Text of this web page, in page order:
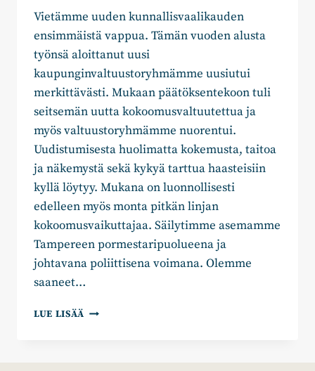
Vietämme uuden kunnallisvaalikauden
ensimmäistä vappua. Tämän vuoden alusta
työnsä aloittanut uusi
kaupunginvaltuustoryhmämme uusiutui
merkittävästi. Mukaan päätöksentekoon tuli
seitsemän uutta kokoomusvaltuutettua ja
myös valtuustoryhmämme nuorentui.
Uudistumisesta huolimatta kokemusta, taitoa
ja näkemystä sekä kykyä tarttua haasteisiin
kyllä löytyy. Mukana on luonnollisesti
edelleen myös monta pitkän linjan
kokoomusvaikuttajaa. Säilytimme asemamme
Tampereen pormestaripuolueena ja
johtavana poliittisena voimana. Olemme
saaneet…
LUE LISÄÄ HARRI